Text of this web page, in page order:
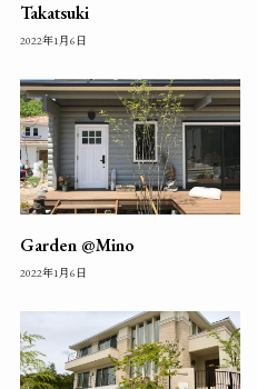
Takatsuki
2022年1月6日
Garden @Mino
2022年1月6日